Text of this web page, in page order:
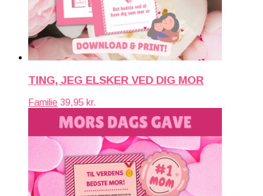
TING, JEG ELSKER VED DIG MOR
Familie 39,95 kr.